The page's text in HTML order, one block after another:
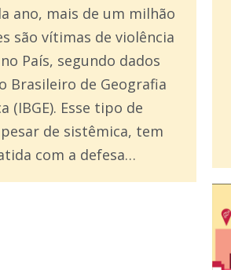
ano, mais de um milhão
são vítimas de violência
País, segundo dados
Brasileiro de Geografia
(IBGE). Esse tipo de
de sistêmica, tem
com a defesa…